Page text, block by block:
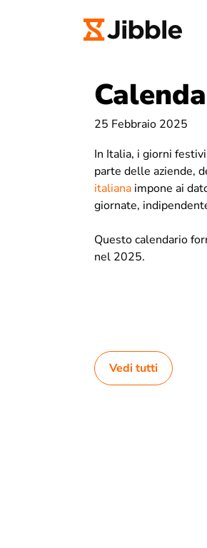
25 Febbraio 2025
In Italia, i giorni
parte delle aziende,
italiana impone ai
giornate,
Questo calendario
nel 2025.
Vedi tutti